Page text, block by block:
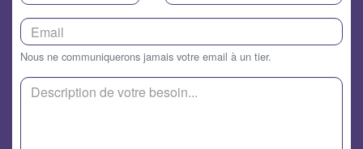
Nous ne communiquerons jamais votre email à un tier.